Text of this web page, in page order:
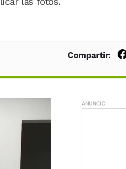
Compartir:
ANUNCIO